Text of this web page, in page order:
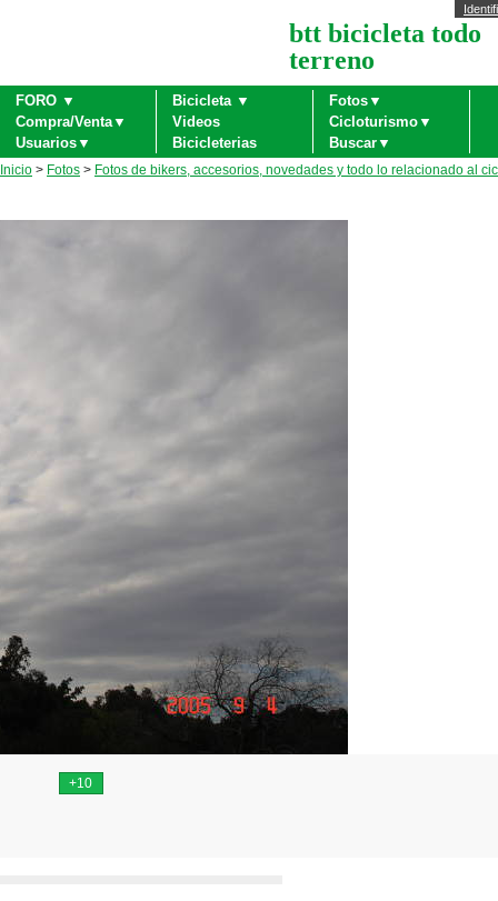
btt bicicleta todo
terreno
FORO ▼ Bicicleta ▼
Fotos▼
Compra/Venta▼
Videos
Cicloturismo▼
Usuarios▼
Bicicleterias Buscar▼
Inicio > Fotos > Fotos de bikers, accesorios, novedades y todo lo relacionado al